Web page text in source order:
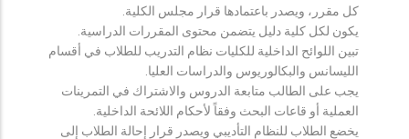
كل مقرر، ويصدر باعتمادها قرار مجلس الكلية.
يكون لكل كلية دليل يتضمن محتوى المقررات الدراسية.
تبين اللوائح الداخلية للكليات نظام التدريب للطلاب في أقسام
الليسانس والبكالوريوس والدراسات العليا.
يجب على الطالب متابعة الدروس والاشتراك في التمرينات
العملية أو قاعات البحث وفقاً لأحكام اللائحة الداخلية.
يخضع الطلاب للنظام التأديبي ويصدر قرار إحالة الطلاب إلى